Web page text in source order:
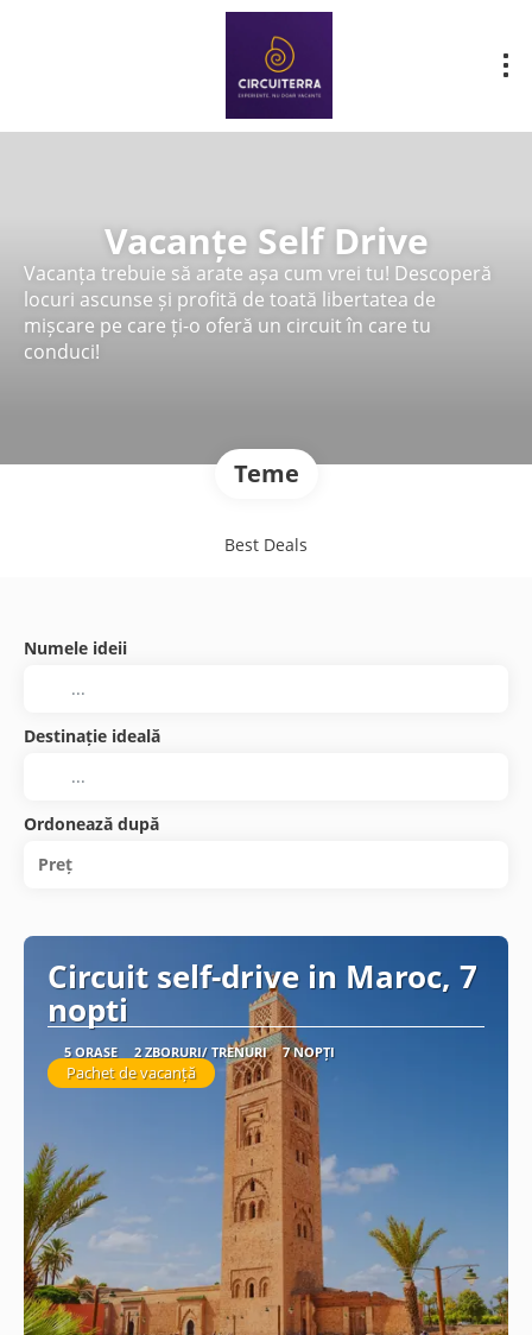
Vacanțe Self Drive
Vacanța trebuie să arate așa cum vrei tu! Descoperă
locuri ascunse și profită de toată libertatea de
mișcare pe care ți-o oferă un circuit în care tu
conduci!
Teme
Best Deals
Numele ideii
Destinație ideală
Ordonează după
Preț
Circuit self-drive in Maroc, 7
nopti
5 ORAȘE 2 ZBORURI/ TRENURI 7 NOPȚI
Pachet de vacanță